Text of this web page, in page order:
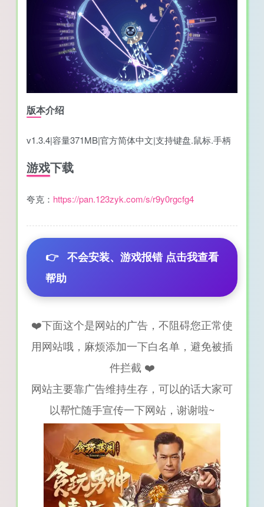
版本介绍
v1.3.4|容量371MB|官方简体中文|支持键盘.鼠标.手柄
游戏下载
夸克： https://pan.123zyk.com/s/r9y0rgcfg4
👉 不会安装、游戏报错 点击我查看
帮助
❤️下面这个是网站的广告，不阻碍您正常使
用网站哦，麻烦添加一下白名单，避免被插
件拦截 ❤️
网站主要靠广告维持生存，可以的话大家可
以帮忙随手宣传一下网站，谢谢啦~